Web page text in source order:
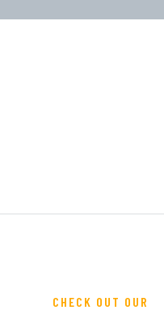
CHECK OUT OUR